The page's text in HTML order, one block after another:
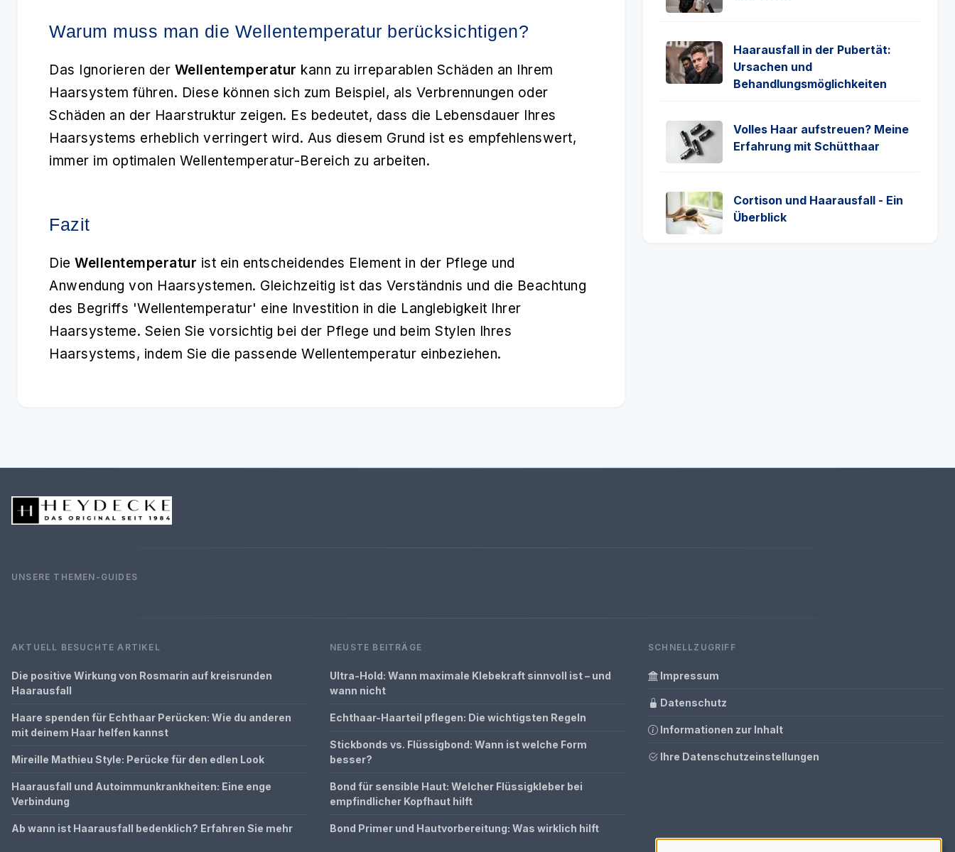
Warum muss man die Wellentemperatur berücksichtigen?
Das Ignorieren der Wellentemperatur kann zu irreparablen Schäden an Ihrem
Haarsystem führen. Diese können sich zum Beispiel, als Verbrennungen oder
Schäden an der Haarstruktur zeigen. Es bedeutet, dass die Lebensdauer Ihres
Haarsystems erheblich verringert wird. Aus diesem Grund ist es empfehlenswert,
immer im optimalen Wellentemperatur-Bereich zu arbeiten.
Fazit
Die Wellentemperatur ist ein entscheidendes Element in der Pflege und
Anwendung von Haarsystemen. Gleichzeitig ist das Verständnis und die Beachtung
des Begriffs 'Wellentemperatur' eine Investition in die Langlebigkeit Ihrer
Haarsysteme. Seien Sie vorsichtig bei der Pflege und beim Stylen Ihres
Haarsystems, indem Sie die passende Wellentemperatur einbeziehen.
Haarausfall in der Pubertät:
Ursachen und
Behandlungsmöglichkeiten
Volles Haar aufstreuen? Meine
Erfahrung mit Schütthaar
Cortison und Haarausfall - Ein
Überblick
UNSERE THEMEN-GUIDES
AKTUELL BESUCHTE ARTIKEL
Die positive Wirkung von Rosmarin auf kreisrunden
Haarausfall
Haare spenden für Echthaar Perücken: Wie du anderen
mit deinem Haar helfen kannst
Mireille Mathieu Style: Perücke für den edlen Look
Haarausfall und Autoimmunkrankheiten: Eine enge
Verbindung
Ab wann ist Haarausfall bedenklich? Erfahren Sie mehr
NEUSTE BEITRÄGE
Ultra-Hold: Wann maximale Klebekraft sinnvoll ist – und
wann nicht
Echthaar-Haarteil pflegen: Die wichtigsten Regeln
Stickbonds vs. Flüssigbond: Wann ist welche Form
besser?
Bond für sensible Haut: Welcher Flüssigkleber bei
empfindlicher Kopfhaut hilft
Bond Primer und Hautvorbereitung: Was wirklich hilft
SCHNELLZUGRIFF
Impressum
Datenschutz
Informationen zur Inhalt
Ihre Datenschutzeinstellungen